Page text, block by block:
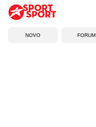
NOVO FORUM